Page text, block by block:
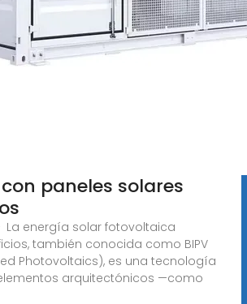
paneles solares
La energía solar fotovoltaica
también conocida como BIPV
Photovoltaics), es una tecnología
arquitectónicos —como